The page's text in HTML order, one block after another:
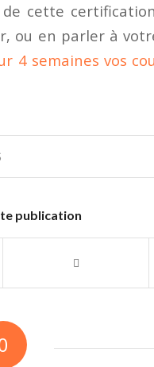
cette
ou en parler à
4 semaines vos
publication